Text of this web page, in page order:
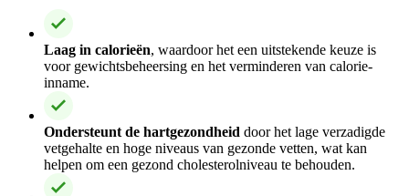
Laag in calorieën, waardoor het een uitstekende keuze is
voor gewichtsbeheersing en het verminderen van calorie-
inname.
Ondersteunt de hartgezondheid door het lage verzadigde
vetgehalte en hoge niveaus van gezonde vetten, wat kan
helpen om een gezond cholesterolniveau te behouden.